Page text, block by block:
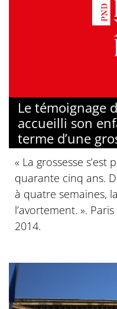
Le témoignage
accueilli son
terme d’une
« La grossesse s’est
quarante cinq ans.
à quatre semaines,
l’avortement. ».
2014.